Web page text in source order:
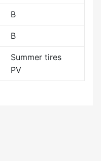
B
B
Summer tires
PV